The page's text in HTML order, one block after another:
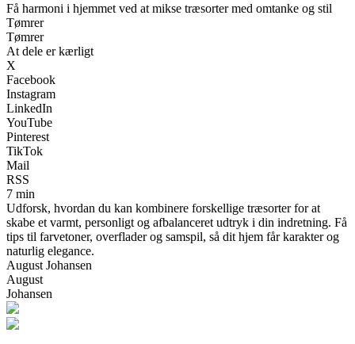
Få harmoni i hjemmet ved at mikse træsorter med omtanke og stil
Tømrer
Tømrer
At dele er kærligt
X
Facebook
Instagram
LinkedIn
YouTube
Pinterest
TikTok
Mail
RSS
7 min
Udforsk, hvordan du kan kombinere forskellige træsorter for at
skabe et varmt, personligt og afbalanceret udtryk i din indretning. Få
tips til farvetoner, overflader og samspil, så dit hjem får karakter og
naturlig elegance.
August Johansen
August
Johansen